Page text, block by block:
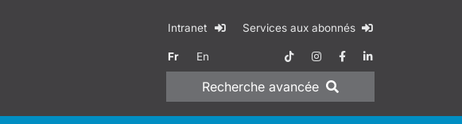
Intranet Services aux abonnés
Fr En
Recherche avancée